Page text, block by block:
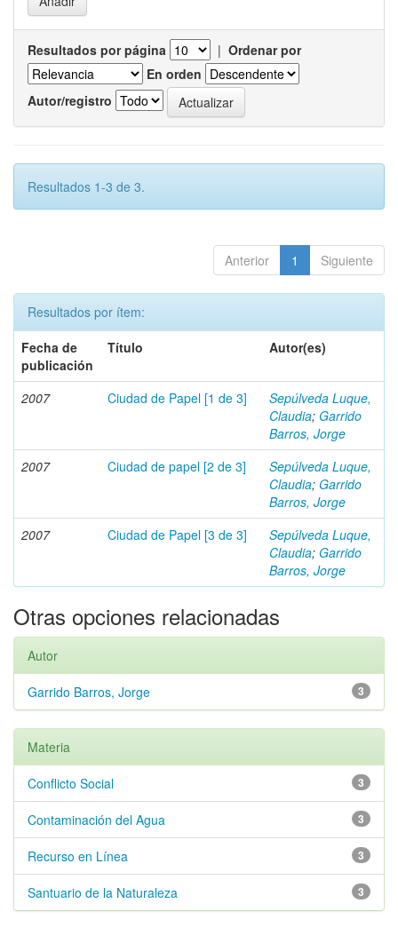
Resultados por página | Ordenar por
En orden
Autor/registro
Resultados 1-3 de 3.
Anterior 1 Siguiente
Resultados por ítem:
Fecha de
publicación
Título Autor(es)
2007 Ciudad de Papel [1 de 3]
Sepúlveda Luque,
Claudia; Garrido
Barros, Jorge
2007
Ciudad de papel [2 de 3]
Sepúlveda Luque,
Claudia; Garrido
Barros, Jorge
2007
Ciudad de Papel [3 de 3]
Sepúlveda Luque,
Claudia; Garrido
Barros, Jorge
Otras opciones relacionadas
Autor
3
Garrido Barros, Jorge
Materia
3
Conflicto Social
3
Contaminación del Agua
3
Recurso en Línea
3
Santuario de la Naturaleza